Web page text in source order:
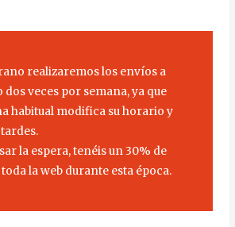
realizaremos los envíos a
dos veces por semana, ya que
habitual modifica su horario y
la espera, tenéis un 30% de
la web durante esta época.